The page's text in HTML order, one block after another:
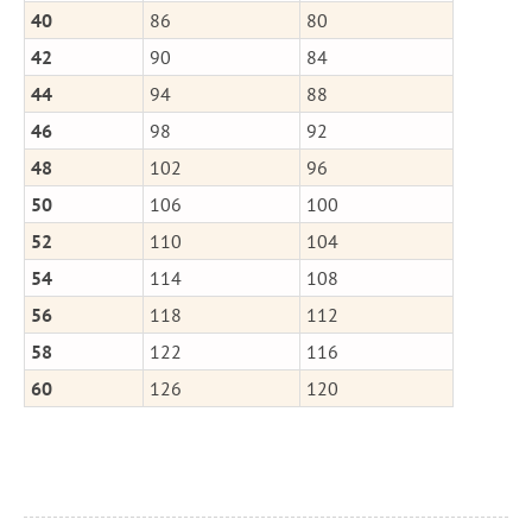
40 86
80
42
90
84
44
94
88
46
98
92
48
102
96
50
106
100
52
110
104
54
114
108
56
118
112
58
122
116
60
126 120